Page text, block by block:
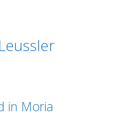
in Moria